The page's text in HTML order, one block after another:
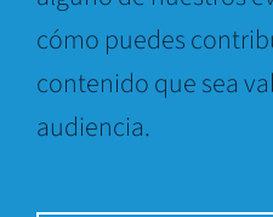
cómo puedes
contenido que sea
audiencia.